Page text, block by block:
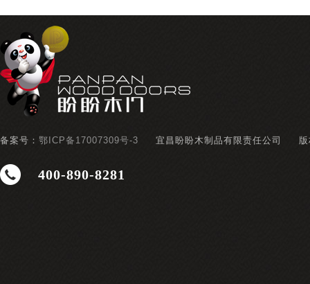
备案号： 鄂ICP备17007309号-3 宜昌盼盼木制品有限责任公司
400-890-8281